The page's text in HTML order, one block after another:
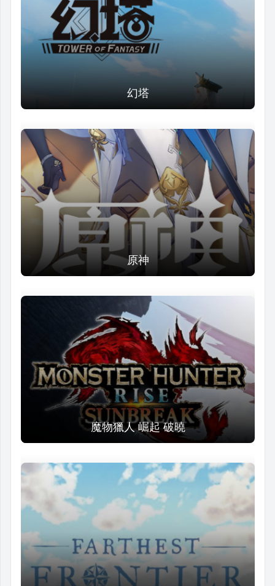
幻塔
原神
魔物獵人 崛起 破曉